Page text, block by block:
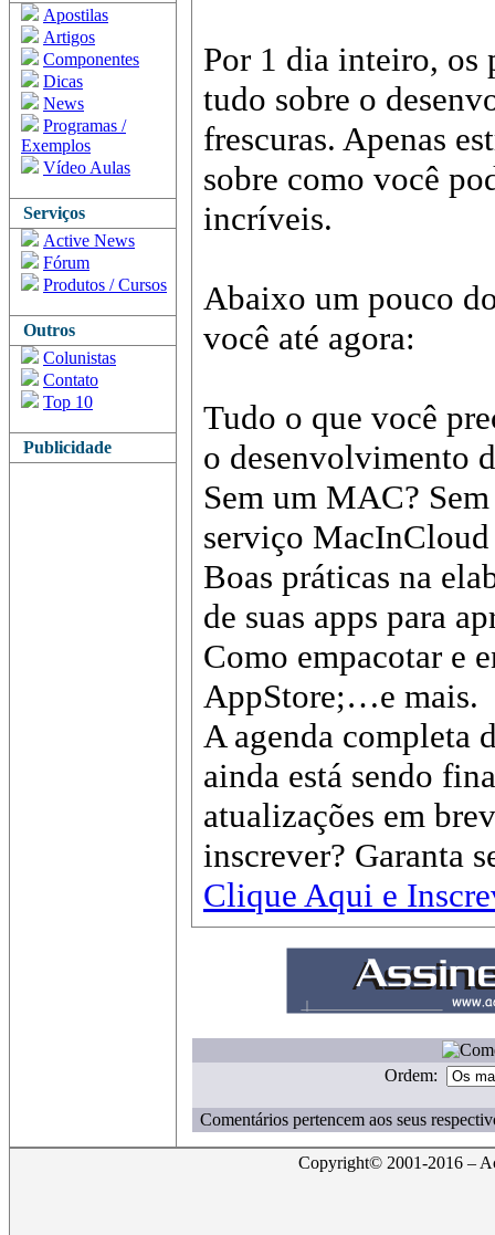
Apostilas
Artigos
Componentes
Dicas
News
Programas /
Exemplos
Vídeo Aulas
Serviços
Active News
Fórum
Produtos / Cursos
Outros
Colunistas
Contato
Top 10
Publicidade
Por 1 dia inteiro, os
tudo sobre o
frescuras. Apenas
sobre como você
incríveis.
Abaixo um pouco
você até agora:
Tudo o que você
o desenvolvimento
Sem um MAC?
serviço
Boas práticas na
de suas apps para
Como empacotar e
AppStore;…e mais.
A agenda completa
ainda está sendo
atualizações em
inscrever? Garanta
Clique Aqui e
Ordem:
Comentários pertencem aos seus
Copyright© 2001-2016 –